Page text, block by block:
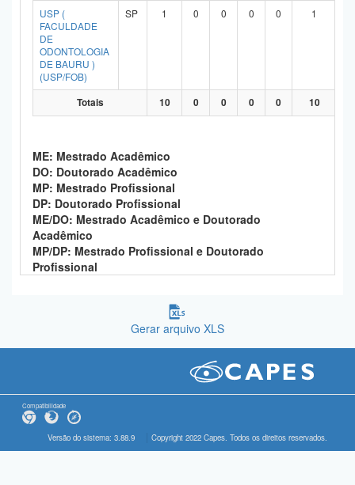
USP (
FACULDADE
DE
ODONTOLOGIA
DE BAURU )
(USP/FOB)
SP 1 0 0 0 0 1
Totais 10 0 0 0 0 10
ME: Mestrado Acadêmico
DO: Doutorado Acadêmico
MP: Mestrado Profissional
DP: Doutorado Profissional
ME/DO: Mestrado Acadêmico e Doutorado
Acadêmico
MP/DP: Mestrado Profissional e Doutorado
Profissional
Gerar arquivo XLS
Compatibilidade
Versão do sistema: 3.88.9 Copyright 2022 Capes. Todos os direitos reservados.